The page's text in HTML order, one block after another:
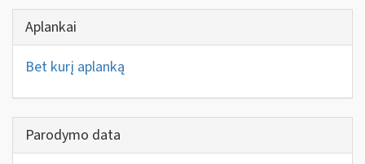
Aplankai
Bet kurį aplanką
Parodymo data